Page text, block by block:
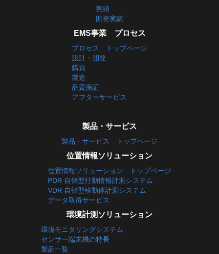
実績
開発実績
EMS事業 プロセス
プロセス トップページ
設計・開発
購買
製造
品質保証
アフターサービス
製品・サービス
製品・サービス トップページ
位置情報ソリューション
位置情報ソリューション トップページ
PDR 自律型行動情報計測システム
VDR 自律型移動体計測システム
データ取得サービス
環境計測ソリューション
環境モニタリングシステム
センサー端末機の特長
製品一覧